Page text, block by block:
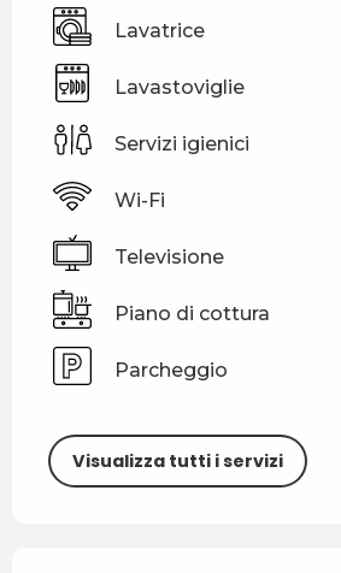
Lavatrice
Lavastoviglie
Servizi igienici
Wi-Fi
Televisione
Piano di cottura
Parcheggio
Visualizza tutti i servizi